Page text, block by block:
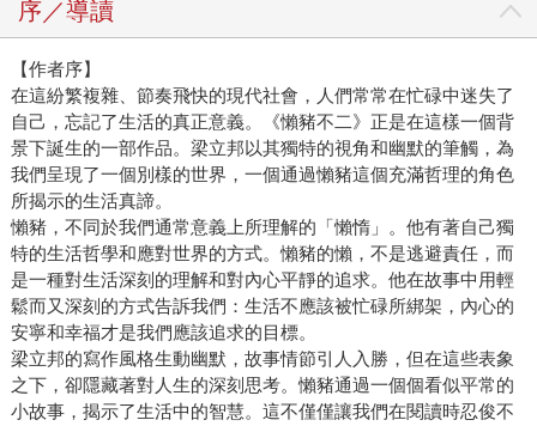
序／導讀
【作者序】
在這紛繁複雜、節奏飛快的現代社會，人們常常在忙碌中迷失了
自己，忘記了生活的真正意義。《懶豬不二》正是在這樣一個背
景下誕生的一部作品。梁立邦以其獨特的視角和幽默的筆觸，為
我們呈現了一個別樣的世界，一個通過懶豬這個充滿哲理的角色
所揭示的生活真諦。
懶豬，不同於我們通常意義上所理解的「懶惰」。他有著自己獨
特的生活哲學和應對世界的方式。懶豬的懶，不是逃避責任，而
是一種對生活深刻的理解和對內心平靜的追求。他在故事中用輕
鬆而又深刻的方式告訴我們：生活不應該被忙碌所綁架，內心的
安寧和幸福才是我們應該追求的目標。
梁立邦的寫作風格生動幽默，故事情節引人入勝，但在這些表象
之下，卻隱藏著對人生的深刻思考。懶豬通過一個個看似平常的
小故事，揭示了生活中的智慧。這不僅僅讓我們在閱讀時忍俊不